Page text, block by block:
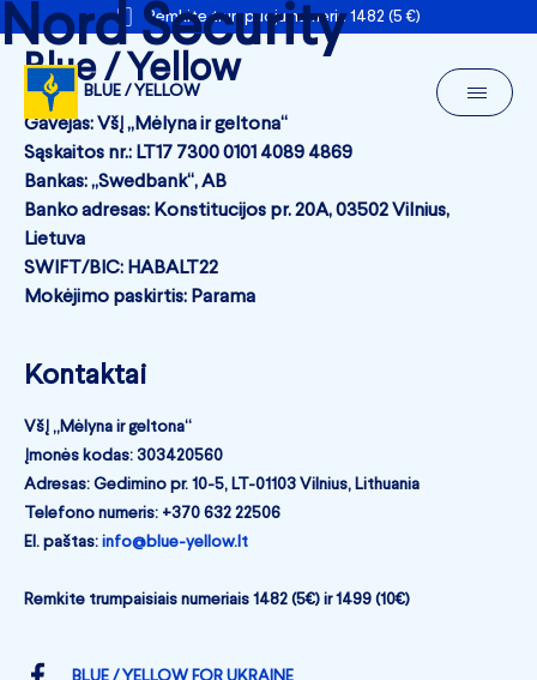
Remkite trumpuoju numeriu 1482 (5 €)
BLUE / YELLOW
Nord Security
Blue / Yellow
Gavėjas: VšĮ „Mėlyna ir geltona“
Sąskaitos nr.: LT17 7300 0101 4089 4869
Bankas: „Swedbank“, AB
Banko adresas: Konstitucijos pr. 20A, 03502 Vilnius,
Lietuva
SWIFT/BIC: HABALT22
Mokėjimo paskirtis: Parama
Kontaktai
VšĮ „Mėlyna ir geltona“
Įmonės kodas: 303420560
Adresas: Gedimino pr. 10-5, LT-01103 Vilnius, Lithuania
Telefono numeris: +370 632 22506
El. paštas: info@blue-yellow.lt
Remkite trumpaisiais numeriais 1482 (5€) ir 1499 (10€)
BLUE / YELLOW FOR UKRAINE